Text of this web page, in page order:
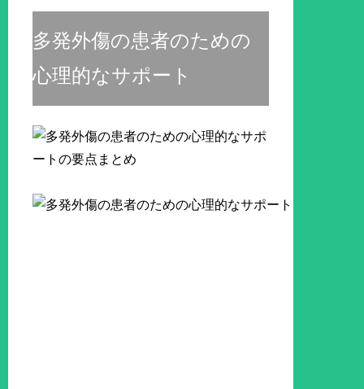
多発外傷の患者のための
心理的なサポート